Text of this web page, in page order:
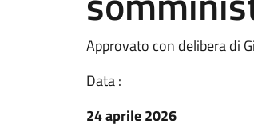
Approvato con delibera di
Data :
24 aprile 2026